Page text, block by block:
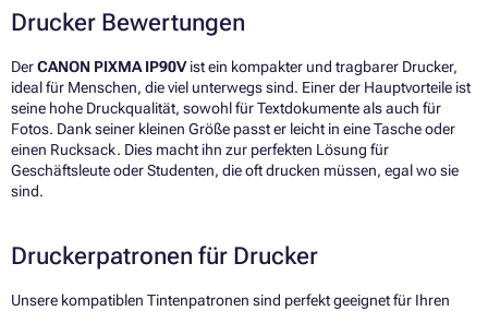
Drucker Bewertungen
DerCANON PIXMA IP90Vist ein kompakter und tragbarer Drucker,
ideal für Menschen, die viel unterwegs sind. Einer der Hauptvorteile ist
seine hohe Druckqualität, sowohl für Textdokumente als auch für
Fotos. Dank seiner kleinen Größe passt er leicht in eine Tasche oder
einen Rucksack. Dies macht ihn zur perfekten Lösung für
Geschäftsleute oder Studenten, die oft drucken müssen, egal wo sie
sind.
Druckerpatronen für Drucker
Unsere kompatiblen Tintenpatronen sind perfekt geeignet für Ihren